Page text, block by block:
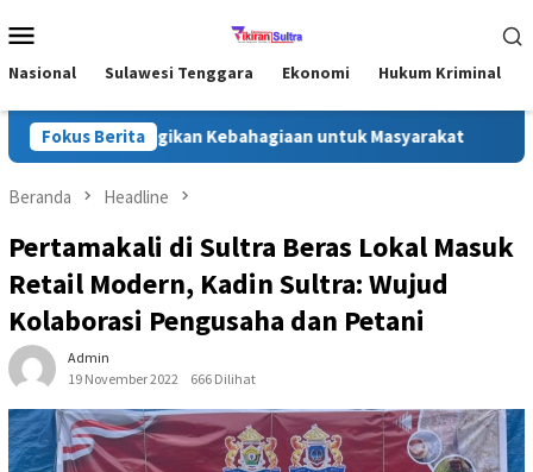
ke
Mobile
Nasional Sulawesi Tenggara Ekonomi Hukum Kriminal
Fokus Berita
Utara, Bagikan Kebahagiaan untuk Masyarakat
Beranda Headline
Pertamakali di Sultra Beras Lokal Masuk
Retail Modern, Kadin Sultra: Wujud
Kolaborasi Pengusaha dan Petani
Admin
19 November 2022
666 Dilihat